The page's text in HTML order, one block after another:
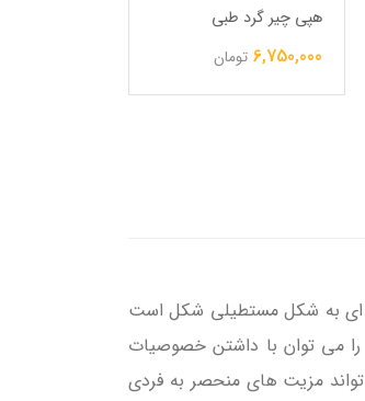
هپی چیر گرد طبی
6,750,000 تومان
ای به شکل مستطیلی شکل است
می توان با داشتن خصوصیات
مزیت های منحصر به فردی